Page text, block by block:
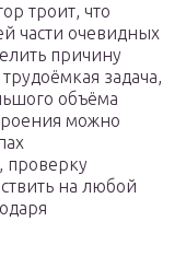
троит, что
части очевидных
причину
задача,
объёма
можно
проверку
на любой